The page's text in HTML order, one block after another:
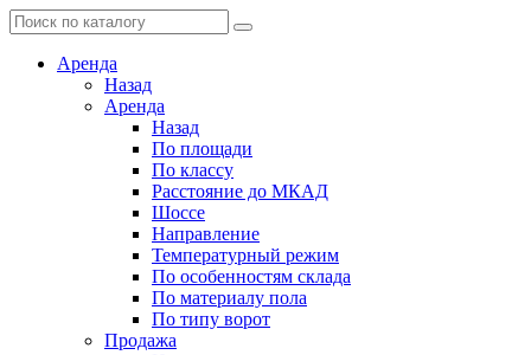
Аренда
Назад
Аренда
Назад
По площади
По классу
Расстояние до МКАД
Шоссе
Направление
Температурный режим
По особенностям склада
По материалу пола
По типу ворот
Продажа